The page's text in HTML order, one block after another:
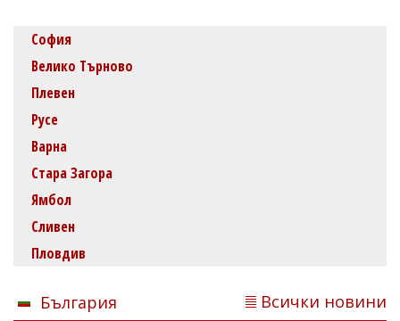
София
Велико Търново
Плевен
Русе
Варна
Стара Загора
Ямбол
Сливен
Пловдив
България Всички новини